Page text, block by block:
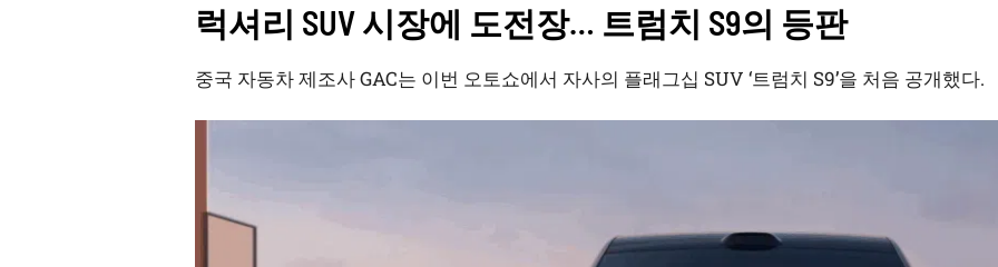
럭셔리 SUV 시장에 도전장… 트럼치 S9의 등판
중국 자동차 제조사 GAC는 이번 오토쇼에서 자사의 플래그십 SUV ‘트럼치 S9’을 처음 공개했다.